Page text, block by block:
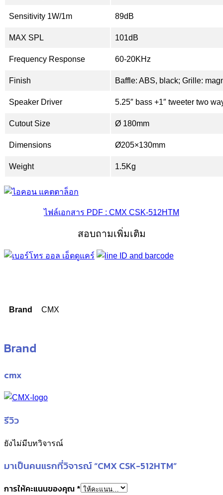
Sensitivity 1W/1m 89dB
MAX SPL 101dB
Frequency Response 60-20KHz
Finish Baffle: ABS, black; Grille:
Speaker Driver 5.25″ bass +1″ tweeter two
Cutout Size Ø 180mm
Dimensions Ø205×130mm
Weight 1.5Kg
ไฟล์เอกสาร PDF : CMX CSK-512HTM
สอบถามเพิ่มเติม
Brand CMX
Brand
cmx
รีวิว
ยังไม่มีบทวิจารณ์
มาเป็นคนแรกที่วิจารณ์ “CMX CSK-512HTM”
การให้คะแนนของคุณ *